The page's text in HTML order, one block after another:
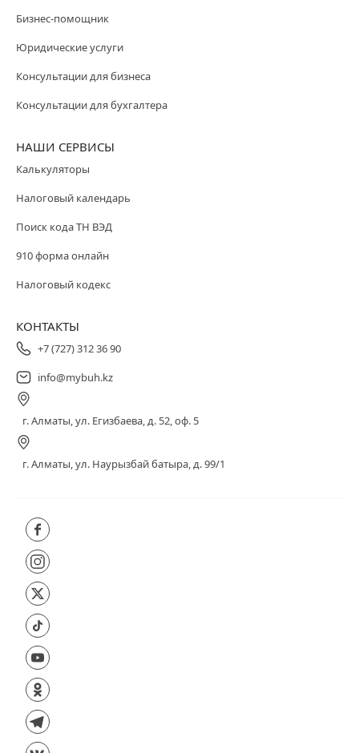
Бизнес-помощник
Юридические услуги
Консультации для бизнеса
Консультации для бухгалтера
НАШИ СЕРВИСЫ
Калькуляторы
Налоговый календарь
Поиск кода ТН ВЭД
910 форма онлайн
Налоговый кодекс
КОНТАКТЫ
+7 (727) 312 36 90
info@mybuh.kz
г. Алматы, ул. Егизбаева, д. 52, оф. 5
г. Алматы, ул. Наурызбай батыра, д. 99/1